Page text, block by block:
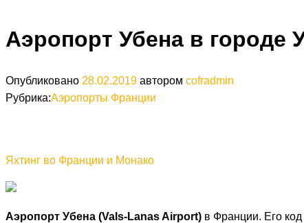
Аэропорт Убена в городе
Опубликовано 28.02.2019 автором cofradmin
Рубрика:Аэропорты Франции
Яхтинг во Франции и Монако
Аэропорт Убена (Vals-Lanas Airport) в Франции. Его